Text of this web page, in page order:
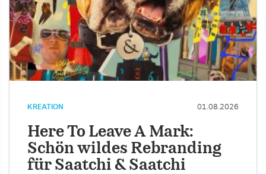
KREATION 01.08.2026
Here To Leave A Mark:
Schön wildes Rebranding
für Saatchi & Saatchi